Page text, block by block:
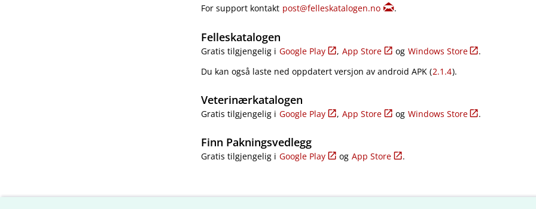
For support kontakt post@felleskatalogen.no .
Felleskatalogen
Gratis tilgjengelig i Google Play , App Store og Windows Store
.
Du kan også laste ned oppdatert versjon av android APK (2.1.4).
Veterinærkatalogen
Gratis tilgjengelig i Google Play , App Store og Windows Store .
Finn Pakningsvedlegg
Gratis tilgjengelig i Google Play og App Store .